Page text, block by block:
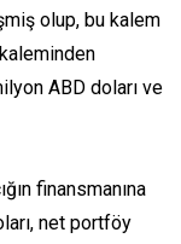
olup, bu kalem
ABD doları ve
finansmanına
net portföy